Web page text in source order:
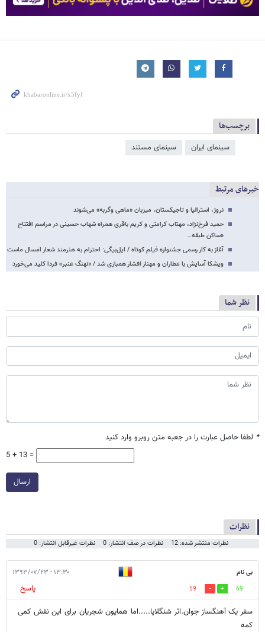
برچسب‌ها
سینمای ایران سینمای مستند
خبرهای مرتبط
نروژ، استرالیا و تاجیکستان، میزبان «ماهی وگربه» می‌شوند
حمید فرخ‌نژاد، مهتاب کرامتی و کریم باقری همراه شهاب حسینی در مراسم افتتاح
«ساکن طبقه…
آغاز به کار رسمی جشنواره فیلم کوتاه / ایل‌بیگی: احترام به هنرمند شعار امسال ماست
ویشکا آسایش با عطاران و مهناز افشار همبازی شد / «نهنگ عنبر» فردا کلید می‌خورد
نظر شما
* لطفا حاصل عبارت را در جعبه متن روبرو وارد کنید
5 + 13 =
ارسال
نظرات
نظرات منتشر شده: 12 نظرات در صف انتشار: 0 نظرات غیرقابل انتشار: 0
بی نام ۱۳:۳۰ - ۱۳۹۳/۰۷/۲۳
69
59
پاسخ
سفر یک آهنگساز جوان.اثر شنگلایا.....اما همایون شجریان برای این نقش کمی
کمه